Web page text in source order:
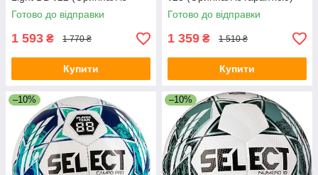
гарантією)
Готово до відправки
1 593 ₴ 1 770 ₴
Купити
Готово до відправки
1 359 ₴ 1 510 ₴
Купити
–10% –10%